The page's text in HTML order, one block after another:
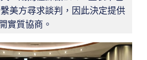
美方尋求談判，因此決定提供
實質協商。